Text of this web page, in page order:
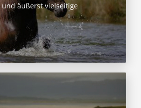
und äußerst vielseitige